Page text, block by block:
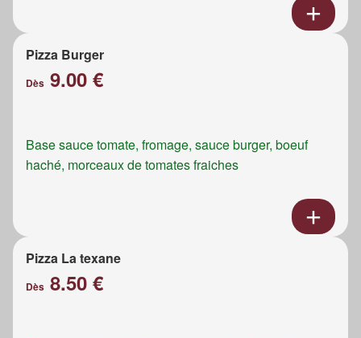
Pizza Burger
Dès 9.00 €
Base sauce tomate, fromage, sauce burger, boeuf
haché, morceaux de tomates fraiches
Pizza La texane
Dès 8.50 €